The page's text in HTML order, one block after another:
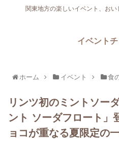
関東地方の楽しいイベント、お
イベント
ホーム イベント 食
リンツ初のミントソー
ント ソーダフロート」
ョコが重なる夏限定の